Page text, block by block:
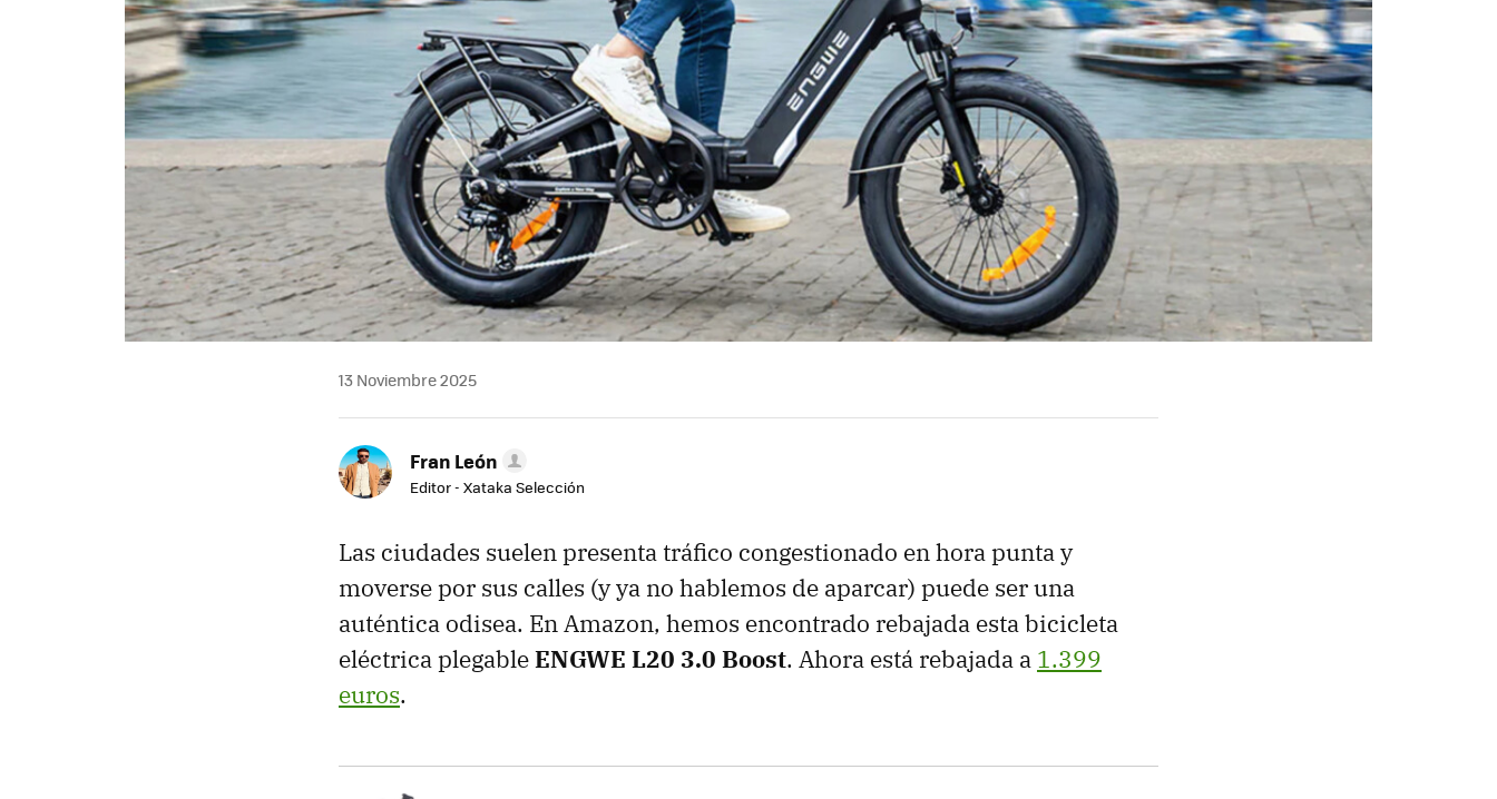
13 Noviembre 2025
Fran León
Editor - Xataka Selección
Las ciudades suelen presenta tráfico congestionado en hora punta y
moverse por sus calles (y ya no hablemos de aparcar) puede ser una
auténtica odisea. En Amazon, hemos encontrado rebajada esta bicicleta
eléctrica plegableENGWE L20 3.0 Boost. Ahora está rebajada a 1.399
euros.